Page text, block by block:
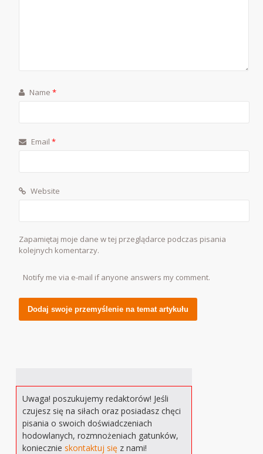
Name*
Email*
Website
Zapamiętaj moje dane w tej przeglądarce podczas pisania
kolejnych komentarzy.
Notify me via e-mail if anyone answers my comment.
Uwaga! poszukujemy redaktorów! Jeśli
czujesz się na siłach oraz posiadasz chęci
pisania o swoich doświadczeniach
hodowlanych, rozmnożeniach gatunków,
koniecznieskontaktuj się z nami!